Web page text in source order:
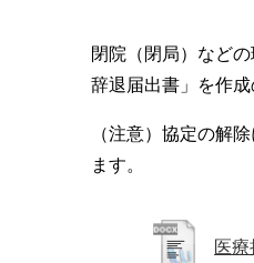
閉院（閉局）など
辞退届出書」を作成
（注意）協定の解
ます。
医